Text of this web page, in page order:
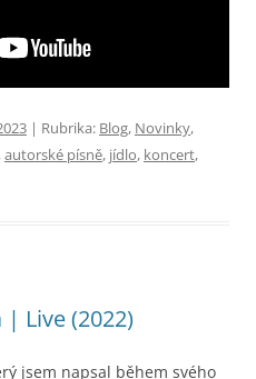
| Rubrika: Blog, Novinky,
,autorské písně, jídlo, koncert,
| Live (2022)
jsem napsal během svého